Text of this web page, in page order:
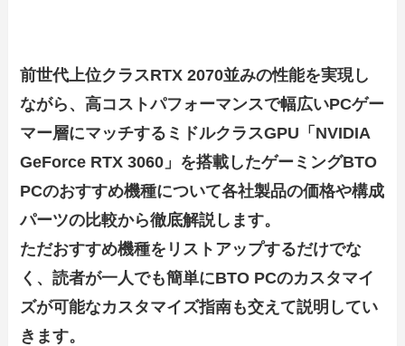
前世代上位クラスRTX 2070並みの性能を実現し
ながら、高コストパフォーマンスで幅広いPCゲー
マー層にマッチするミドルクラスGPU「NVIDIA
GeForce RTX 3060」を搭載したゲーミングBTO
PCのおすすめ機種について各社製品の価格や構成
パーツの比較から徹底解説します。
ただおすすめ機種をリストアップするだけでな
く、読者が一人でも簡単にBTO PCのカスタマイ
ズが可能なカスタマイズ指南も交えて説明してい
きます。